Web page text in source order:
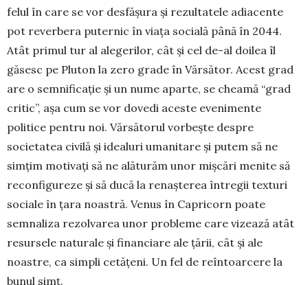
felul în care se vor desfășura și rezul­ta­tele adiacente
pot reverbera puternic în viața so­cială până în 2044.
Atât primul tur al alegerilor, cât și cel de-al doilea îl
găsesc pe Pluton la zero grade în Văr­să­tor. Acest grad
are o semnificație și un nume apar­te, se cheamă “grad
critic”, așa cum se vor do­vedi aces­te evenimente
politice pentru noi. Vărsă­to­rul vor­bește despre
societatea civilă și idealuri uma­nitare și putem să ne
simțim motivați să ne ală­turăm unor mișcări menite să
reconfigureze și să ducă la renașterea întregii texturi
sociale în țara noas­tră. Ve­nus în Capricorn poate
semnaliza rezol­varea unor probleme care vizează atât
resursele naturale și fi­nanciare ale țării, cât și ale
noastre, ca sim­pli cetățeni. Un fel de reîntoarcere la
bunul simț.